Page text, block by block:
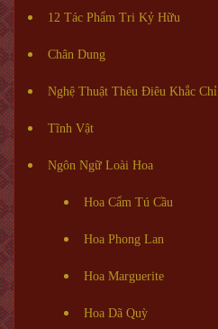
12 Tác Phẩm Tri Kỷ Hữu
Chân Dung
Nghệ Thuật Thêu Điêu Khắc Chỉ
Tĩnh Vật
Ngôn Ngữ Loài Hoa
Hoa Cẩm Tú Cầu
Hoa Phong Lan
Hoa Marguerite
Hoa Dã Quỳ